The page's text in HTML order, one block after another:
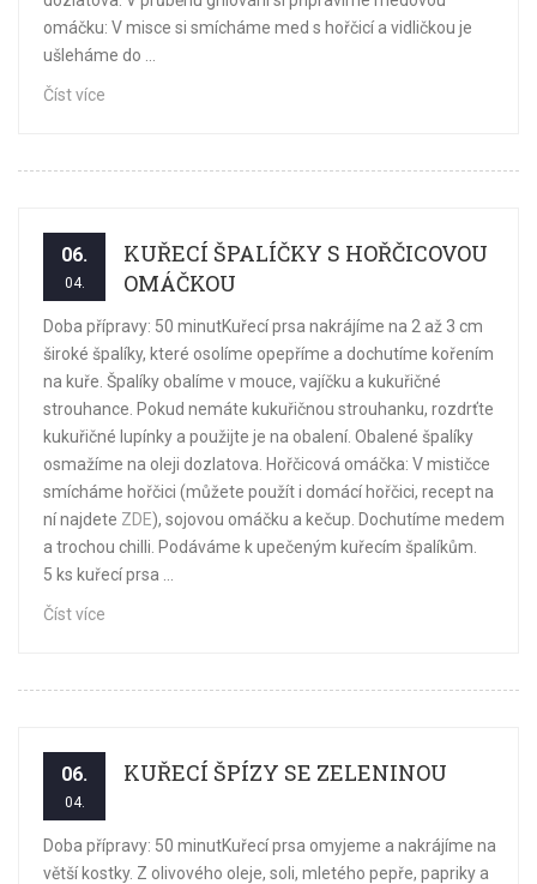
omáčku: V misce si smícháme med s hořčicí a vidličkou je
ušleháme do ...
Číst více
06.
04.
KUŘECÍ ŠPALÍČKY S HOŘČICOVOU
OMÁČKOU
Doba přípravy: 50 minutKuřecí prsa nakrájíme na 2 až 3 cm
široké špalíky, které osolíme opepříme a dochutíme kořením
na kuře. Špalíky obalíme v mouce, vajíčku a kukuřičné
strouhance. Pokud nemáte kukuřičnou strouhanku, rozdrťte
kukuřičné lupínky a použijte je na obalení. Obalené špalíky
osmažíme na oleji dozlatova. Hořčicová omáčka: V mističce
smícháme hořčici (můžete použít i domácí hořčici, recept na
ní najdete ZDE), sojovou omáčku a kečup. Dochutíme medem
a trochou chilli. Podáváme k upečeným kuřecím špalíkům.
5 ks kuřecí prsa ...
Číst více
06.
04.
KUŘECÍ ŠPÍZY SE ZELENINOU
Doba přípravy: 50 minutKuřecí prsa omyjeme a nakrájíme na
větší kostky. Z olivového oleje, soli, mletého pepře, papriky a